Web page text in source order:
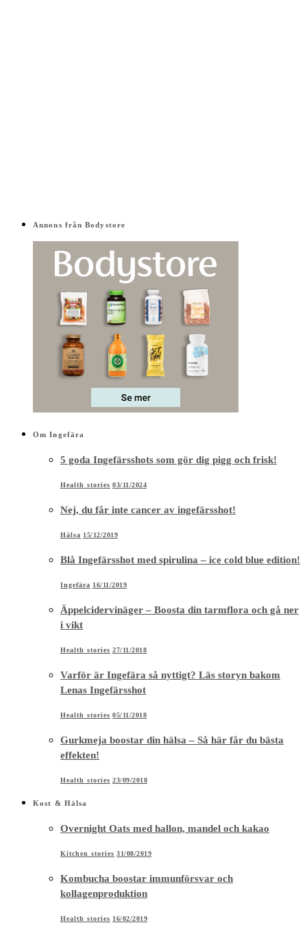
Annons från Bodystore
Om Ingefära
5 goda Ingefärsshots som gör dig pigg och frisk!
Health stories 03/11/2024
Nej, du får inte cancer av ingefärsshot!
Hälsa 15/12/2019
Blå Ingefärsshot med spirulina – ice cold blue edition!
Ingefära 16/11/2019
Äppelcidervinäger – Boosta din tarmflora och gå ner
i vikt
Health stories 27/11/2018
Varför är Ingefära så nyttigt? Läs storyn bakom
Lenas Ingefärsshot
Health stories 05/11/2018
Gurkmeja boostar din hälsa – Så här får du bästa
effekten!
Health stories 23/09/2018
Kost & Hälsa
Overnight Oats med hallon, mandel och kakao
Kitchen stories 31/08/2019
Kombucha boostar immunförsvar och
kollagenproduktion
Health stories 16/02/2019